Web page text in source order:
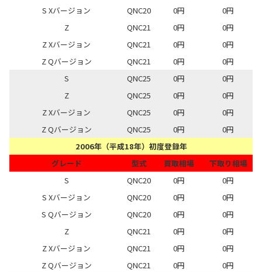
S Xバージョン
QNC20 0円
0円
Z
QNC21 0円
0円
Z Xバージョン
QNC21 0円
0円
Z Qバージョン
QNC21 0円
0円
S
QNC25 0円
0円
Z
QNC25 0円
0円
Z Xバージョン
QNC25 0円
0円
Z Qバージョン
QNC25 0円
0円
2006年（平成18年）初度登録年
グレード
型式 買取相場
下取り相場
S
QNC20 0円
0円
S Xバージョン
QNC20 0円
0円
S Qバージョン
QNC20 0円
0円
Z
QNC21 0円
0円
Z Xバージョン
QNC21 0円
0円
Z Qバージョン
QNC21 0円
0円